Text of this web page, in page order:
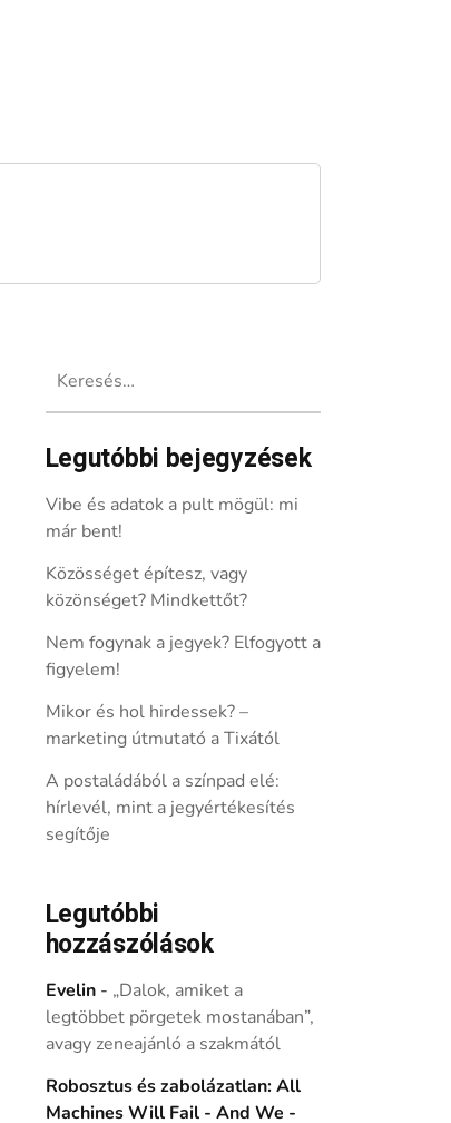
Legutóbbi bejegyzések
Vibe és adatok a pult mögül: mi
már bent!
Közösséget építesz, vagy
közönséget? Mindkettőt?
Nem fogynak a jegyek? Elfogyott a
figyelem!
Mikor és hol hirdessek? –
marketing útmutató a Tixától
A postaládából a színpad elé:
hírlevél, mint a jegyértékesítés
segítője
Legutóbbi
hozzászólások
Evelin- „Dalok, amiket a
legtöbbet pörgetek mostanában”,
avagy zeneajánló a szakmától
Robosztus és zabolázatlan: All
Machines Will Fail - And We -